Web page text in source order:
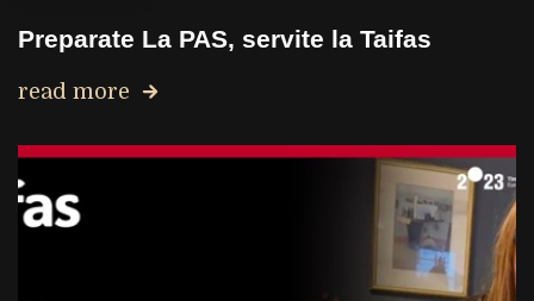
Preparate La PAS, servite la Taifas
read more